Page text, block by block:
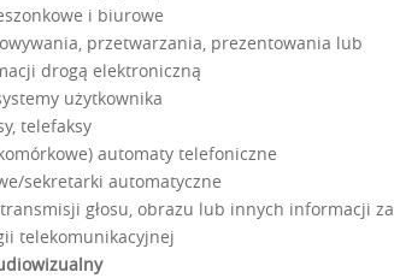
i biurowe
przetwarzania, prezentowania lub
drogą elektroniczną
użytkownika
telefaksy
automaty telefoniczne
sekretarki automatyczne
głosu, obrazu lub innych informacji za
telekomunikacyjnej